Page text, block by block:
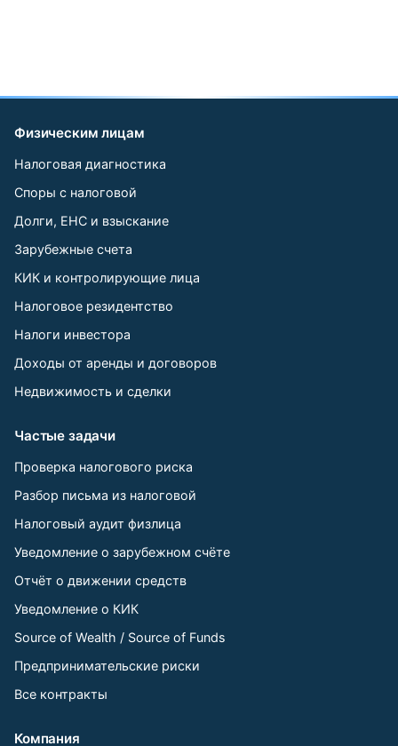
Физическим лицам
Налоговая диагностика
Споры с налоговой
Долги, ЕНС и взыскание
Зарубежные счета
КИК и контролирующие лица
Налоговое резидентство
Налоги инвестора
Доходы от аренды и договоров
Недвижимость и сделки
Частые задачи
Проверка налогового риска
Разбор письма из налоговой
Налоговый аудит физлица
Уведомление о зарубежном счёте
Отчёт о движении средств
Уведомление о КИК
Source of Wealth / Source of Funds
Предпринимательские риски
Все контракты
Компания